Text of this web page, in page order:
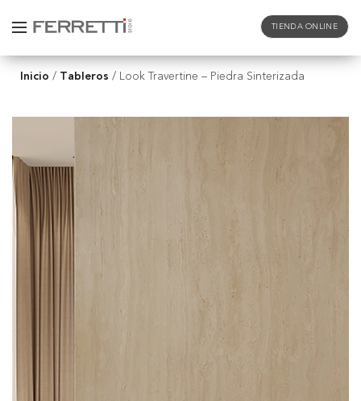
TIENDA ONLINE
Inicio / Tableros / Look Travertine – Piedra Sinterizada